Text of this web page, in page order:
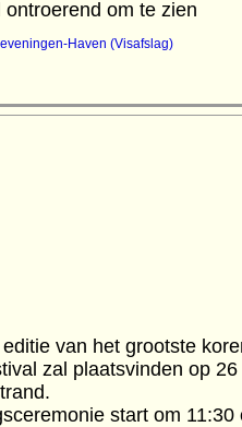
Haven (Visafslag)
van het grootste
zal plaatsvinden op
start om